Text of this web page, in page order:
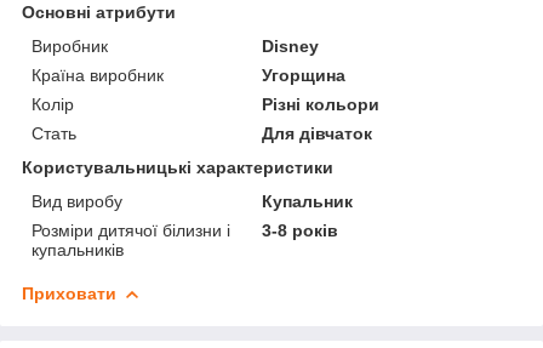
Основні атрибути
Виробник
Disney
Країна виробник
Угорщина
Колір
Різні кольори
Стать
Для дівчаток
Користувальницькі характеристики
Вид виробу
Купальник
Розміри дитячої білизни і
купальників
3-8 років
Приховати